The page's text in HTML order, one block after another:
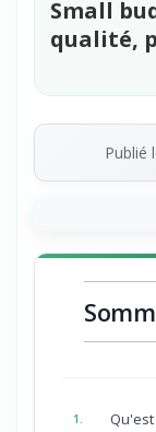
Small
qualité,
Publié